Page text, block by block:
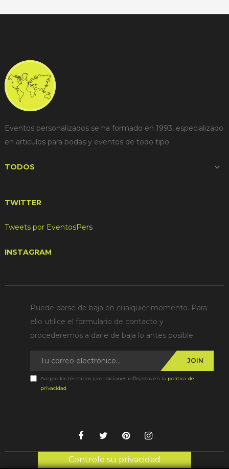
Eventos personalizados se ha formado en 1993, especializado
en articulos para bodas y eventos de todo tipo.
TODOS 
TWITTER
Tweets por EventosPers
INSTAGRAM
Puede darse de baja en cualquier momento. Para
ello utilice el formulario de contacto y
procederemos a darle de baja lo antes posible.
JOIN
Acepto los términos y condiciones reflejados en la política de
privacidad.
Controle su privacidad